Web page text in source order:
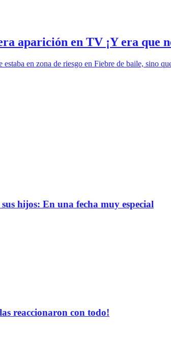
aparición en TV ¡Y era que
en zona de riesgo en Fiebre de baile, sino
hijos: En una fecha muy especial
reaccionaron con todo!